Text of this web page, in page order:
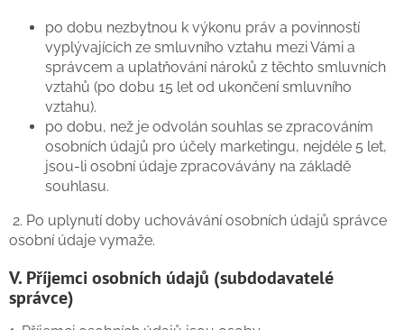
po dobu nezbytnou k výkonu práv a povinností
vyplývajících ze smluvního vztahu mezi Vámi a
správcem a uplatňování nároků z těchto smluvních
vztahů (po dobu 15 let od ukončení smluvního
vztahu).
po dobu, než je odvolán souhlas se zpracováním
osobních údajů pro účely marketingu, nejdéle 5 let,
jsou-li osobní údaje zpracovávány na základě
souhlasu.
2. Po uplynutí doby uchovávání osobních údajů správce
osobní údaje vymaže.
V. Příjemci osobních údajů (subdodavatelé
správce)